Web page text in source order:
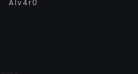
A1v4r0